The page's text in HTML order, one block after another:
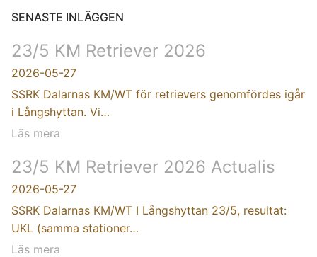
SENASTE INLÄGGEN
23/5 KM Retriever 2026
2026-05-27
SSRK Dalarnas KM/WT för retrievers genomfördes igår
i Långshyttan. Vi…
Läs mera
23/5 KM Retriever 2026 Actualis
2026-05-27
SSRK Dalarnas KM/WT I Långshyttan 23/5, resultat:
UKL (samma stationer…
Läs mera